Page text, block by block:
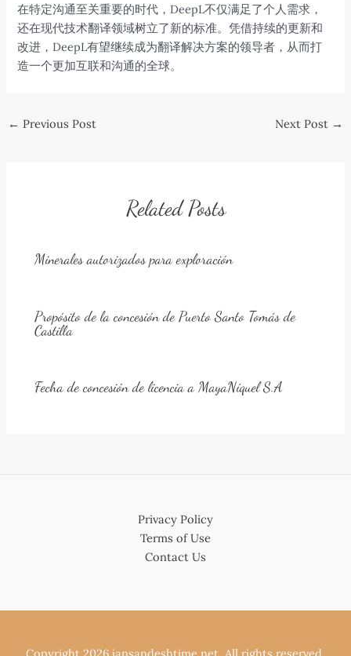
在特定沟通至关重要的时代，DeepL不仅满足了个人需求，
还在现代技术翻译领域树立了新的标准。凭借持续的更新和
改进，DeepL有望继续成为翻译解决方案的领导者，从而打
造一个更加互联和沟通的全球。
Post
← Previous Post Next Post →
Related Posts
Minerales autorizados para exploración
Propósito de la concesión de Puerto Santo Tomás de
Castilla
Fecha de concesión de licencia a MayaNíquel S.A
Privacy Policy
Terms of Use
Contact Us